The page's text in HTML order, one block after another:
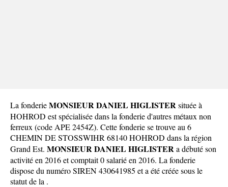
La fonderieMONSIEUR DANIEL HIGLISTERsituée à
HOHROD est spécialisée dans la fonderie d'autres métaux non
ferreux (code APE 2454Z). Cette fonderie se trouve au 6
CHEMIN DE STOSSWIHR 68140 HOHROD dans la région
Grand Est. MONSIEUR DANIEL HIGLISTERa débuté son
activité en 2016 et comptait 0 salarié en 2016. La fonderie
dispose du numéro SIREN 430641985 et a été créée sous le
statut de la .